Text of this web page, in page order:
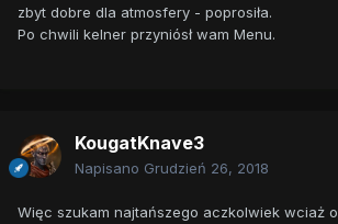
zbyt dobre dla atmosfery - poprosiła.
Po chwili kelner przyniósł wam Menu.
KougatKnave3
Napisano Grudzień 26, 2018
Więc szukam najtańszego aczkolwiek wciaż